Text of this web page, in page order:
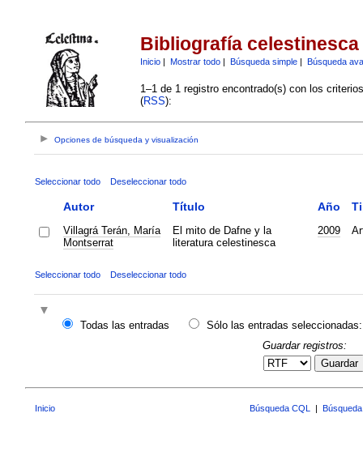
Bibliografía celestinesca
Inicio| Mostrar todo| Búsqueda simple| Búsqueda
1–1 de 1 registro encontrado(s) con los
(RSS):
Opciones de búsqueda y visualización
Seleccionar todo Deseleccionar todo
Autor Título Año
Villagrá Terán, María
Montserrat
El mito de Dafne y la
literatura celestinesca
2009
Seleccionar todo Deseleccionar todo
Todas las entradas
Sólo las entradas seleccionadas:
Guardar registros:
Guardar
Inicio Búsqueda CQL